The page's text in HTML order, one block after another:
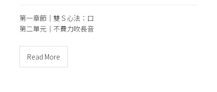
第一章節｜雙Ｓ心法：口
第二單元｜ 不費力吹長音
Read More